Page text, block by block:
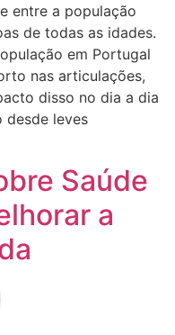
entre a população
de todas as idades.
em Portugal
nas articulações,
disso no dia a dia
desde leves
Saúde
a